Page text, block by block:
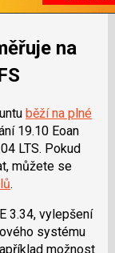
na
běží na plné
19.10 Eoan
LTS. Pokud
můžete se
.
3.34, vylepšení
systému
možnost